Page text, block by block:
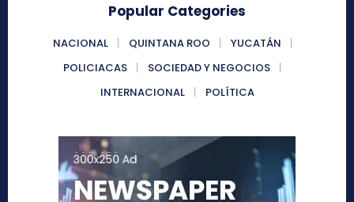
Popular Categories
NACIONAL QUINTANA ROO
YUCATÁN
POLICIACAS
SOCIEDAD Y NEGOCIOS
INTERNACIONAL
POLÍTICA